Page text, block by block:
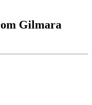
Gilmara